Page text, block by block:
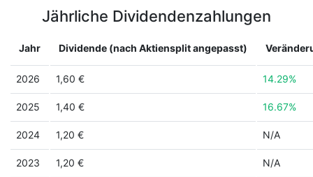
Jährliche Dividendenzahlungen
Jahr Dividende (nach Aktiensplit angepasst)
2026 1,60 € 14.29%
2025 1,40 € 16.67%
2024 1,20 € N/A
2023 1,20 € N/A